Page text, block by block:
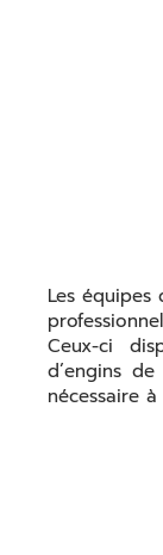
Les équipes
Ceux-ci
d’engins
nécessaire